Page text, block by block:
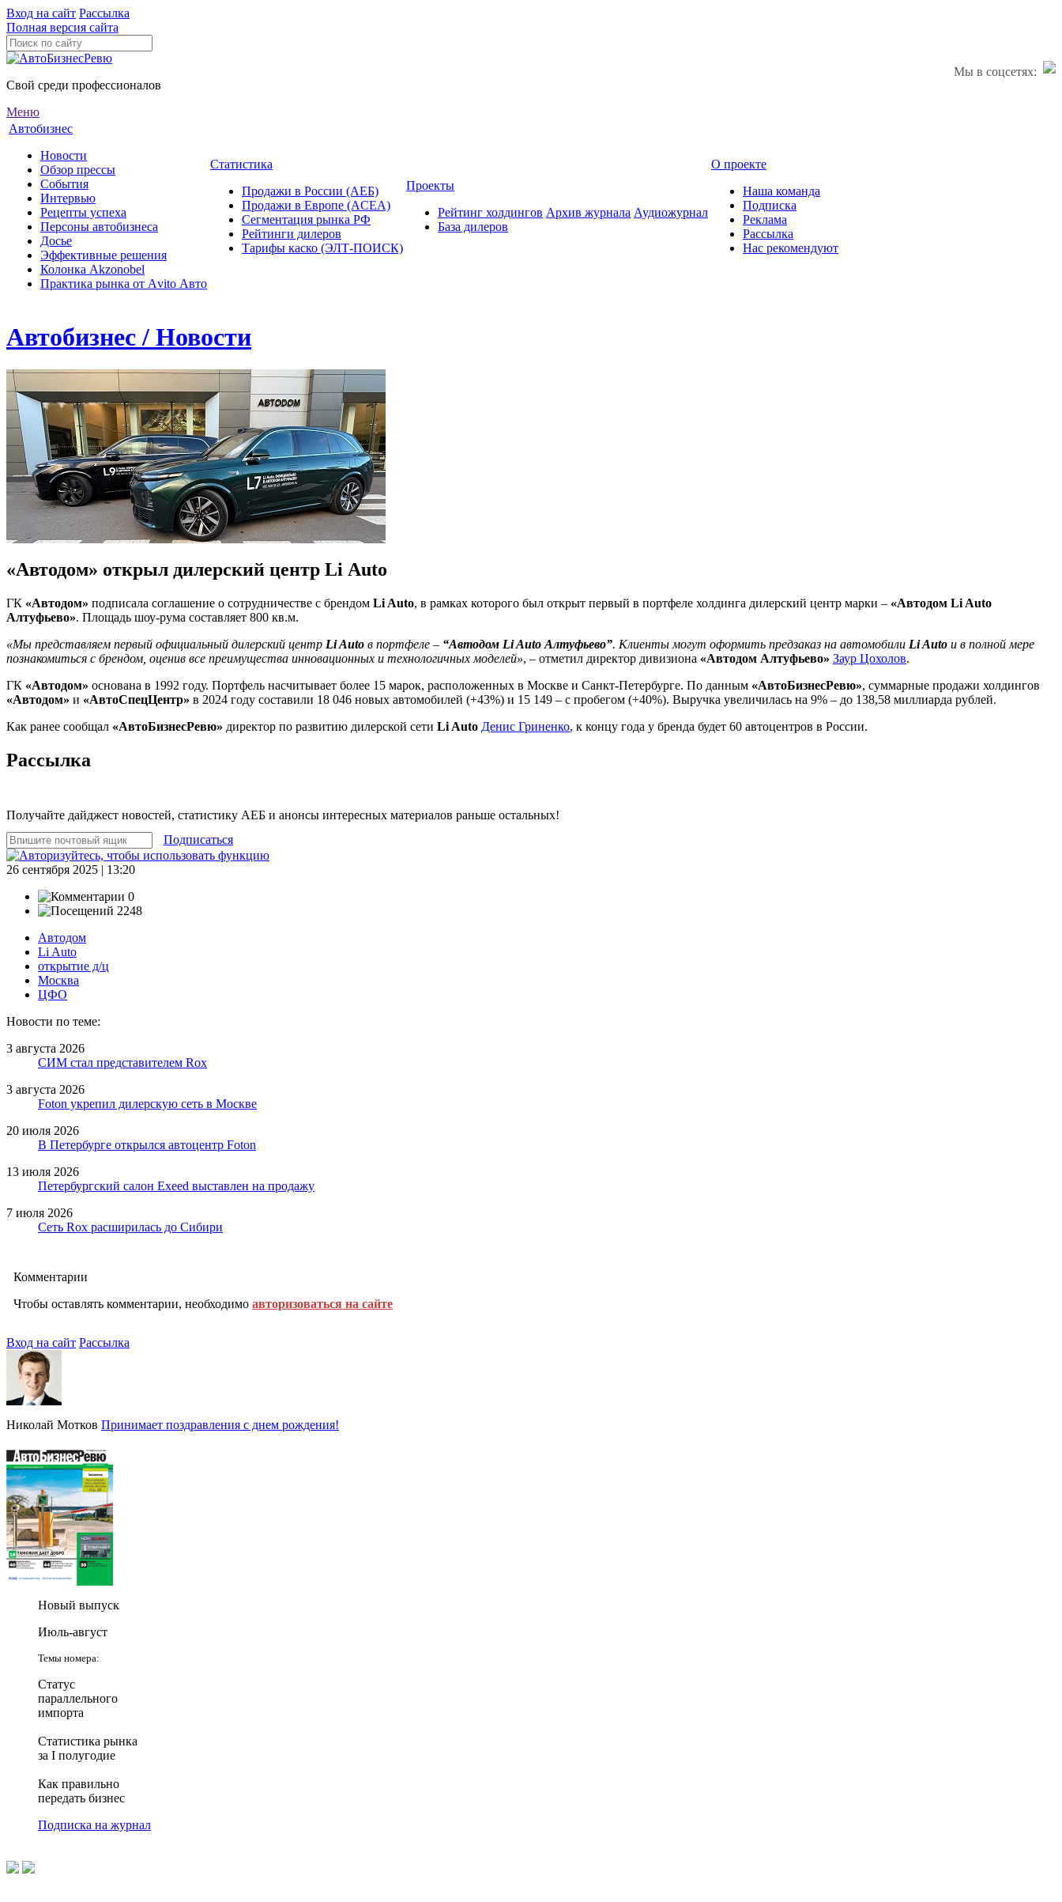
Вход на сайт Рассылка
Полная версия сайта
Мы в соцсетях:
Свой среди профессионалов
Меню
Автобизнес
Новости
Обзор прессы
События
Интервью
Рецепты успеха
Персоны автобизнеса
Досье
Эффективные решения
Колонка Akzonobel
Практика рынка от Аvito Авто
Статистика
Продажи в России (АЕБ)
Продажи в Европе (ACEA)
Сегментация рынка РФ
Рейтинги дилеров
Тарифы каско (ЭЛТ-ПОИСК)
Проекты
Рейтинг холдингов
База дилеров
Архив журнала Аудиожурнал
О проекте
Наша команда
Подписка
Реклама
Рассылка
Нас рекомендуют
Автобизнес / Новости
«Автодом» открыл дилерский центр Li Auto
ГК «Автодом» подписала соглашение о сотрудничестве с брендом Li Auto, в рамках которого был открыт первый в портфеле холдинга дилерский центр марки – «Автодом Li Auto
Алтуфьево». Площадь шоу-рума составляет 800 кв.м.
«Мы представляем первый официальный дилерский центр Li Auto в портфеле – “Автодом Li Auto Алтуфьево”. Клиенты могут оформить предзаказ на автомобили Li Auto и в полной мере
познакомиться с брендом, оценив все преимущества инновационных и технологичных моделей», – отметил директор дивизиона «Автодом Алтуфьево» Заур Цохолов.
ГК «Автодом» основана в 1992 году. Портфель насчитывает более 15 марок, расположенных в Москве и Санкт-Петербурге. По данным «АвтоБизнесРевю», суммарные продажи холдингов
«Автодом» и «АвтоСпецЦентр» в 2024 году составили 18 046 новых автомобилей (+43%) и 15 149 – с пробегом (+40%). Выручка увеличилась на 9% – до 138,58 миллиарда рублей.
Как ранее сообщал «АвтоБизнесРевю» директор по развитию дилерской сети Li Auto Денис Гриненко, к концу года у бренда будет 60 автоцентров в России.
Рассылка
Получайте дайджест новостей, статистику АЕБ и анонсы интересных материалов раньше остальных!
Подписаться
26 сентября 2025 | 13:20
0
2248
Автодом
Li Auto
открытие д/ц
Москва
ЦФО
Новости по теме:
3 августа 2026
СИМ стал представителем Rox
3 августа 2026
Foton укрепил дилерскую сеть в Москве
20 июля 2026
В Петербурге открылся автоцентр Foton
13 июля 2026
Петербургский салон Exeed выставлен на продажу
7 июля 2026
Сеть Rox расширилась до Сибири
Комментарии
Чтобы оставлять комментарии, необходимо авторизоваться на сайте
Вход на сайт Рассылка
Николай Мотков Принимает поздравления с днем рождения!
Новый выпуск
Июль-август
Темы номера:
Статус
параллельного
импорта
Статистика рынка
за I полугодие
Как правильно
передать бизнес
Подписка на журнал